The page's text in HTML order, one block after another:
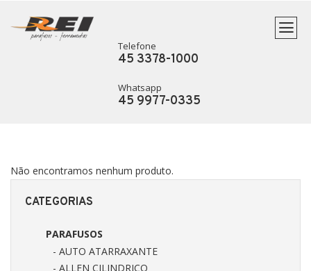
Telefone
45 3378-1000
Whatsapp
45 9977-0335
CATEGORIAS
PARAFUSOS
- AUTO ATARRAXANTE
- ALLEN CILINDRICO
Não encontramos nenhum produto.